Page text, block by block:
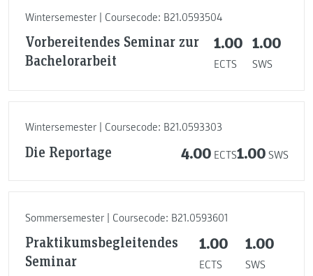
Wintersemester | Coursecode: B21.0593504
Vorbereitendes Seminar zur
Bachelorarbeit
1.00
ECTS
1.00
SWS
Wintersemester | Coursecode: B21.0593303
Die Reportage 4.00 ECTS1.00 SWS
Sommersemester | Coursecode: B21.0593601
Praktikumsbegleitendes
Seminar
1.00
ECTS
1.00
SWS